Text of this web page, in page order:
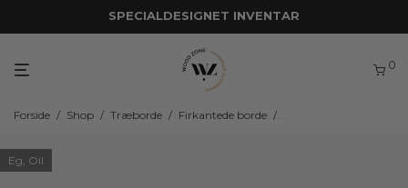
SPECIALDESIGNET INVENTAR
0
Forside / Shop / Træborde / Firkantede borde /
Eg, Oil